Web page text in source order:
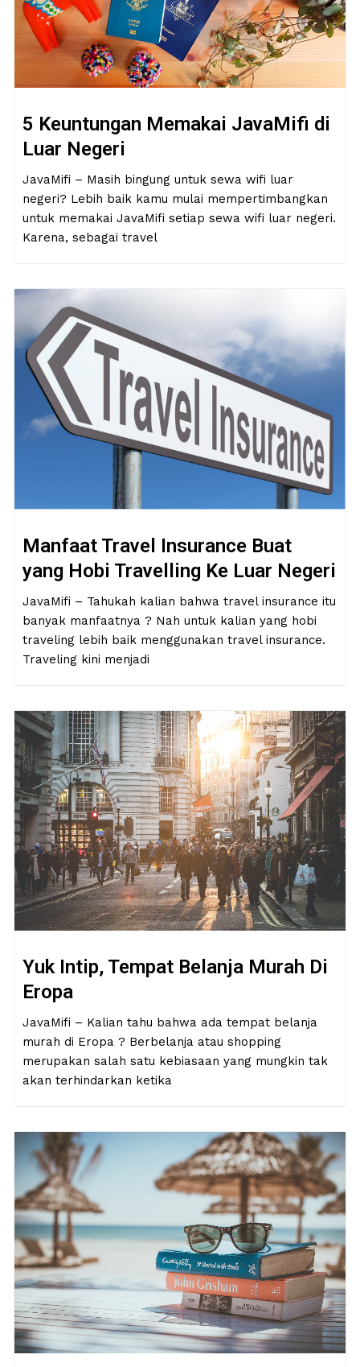
5 Keuntungan Memakai JavaMifi di
Luar Negeri
JavaMifi – Masih bingung untuk sewa wifi luar
negeri? Lebih baik kamu mulai mempertimbangkan
untuk memakai JavaMifi setiap sewa wifi luar negeri.
Karena, sebagai travel
Manfaat Travel Insurance Buat
yang Hobi Travelling Ke Luar Negeri
JavaMifi – Tahukah kalian bahwa travel insurance itu
banyak manfaatnya ? Nah untuk kalian yang hobi
traveling lebih baik menggunakan travel insurance.
Traveling kini menjadi
Yuk Intip, Tempat Belanja Murah Di
Eropa
JavaMifi – Kalian tahu bahwa ada tempat belanja
murah di Eropa ? Berbelanja atau shopping
merupakan salah satu kebiasaan yang mungkin tak
akan terhindarkan ketika